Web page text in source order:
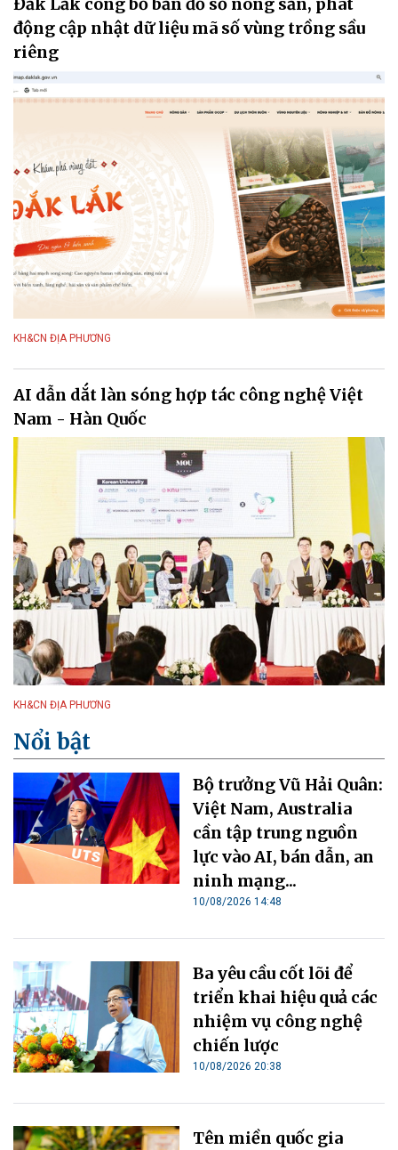
Đắk Lắk công bố bản đồ số nông sản, phát
động cập nhật dữ liệu mã số vùng trồng sầu
riêng
KH&CN ĐỊA PHƯƠNG
AI dẫn dắt làn sóng hợp tác công nghệ Việt
Nam - Hàn Quốc
KH&CN ĐỊA PHƯƠNG
Nổi bật
Bộ trưởng Vũ Hải Quân:
Việt Nam, Australia
cần tập trung nguồn
lực vào AI, bán dẫn, an
ninh mạng...
10/08/2026 14:48
Ba yêu cầu cốt lõi để
triển khai hiệu quả các
nhiệm vụ công nghệ
chiến lược
10/08/2026 20:38
Tên miền quốc gia